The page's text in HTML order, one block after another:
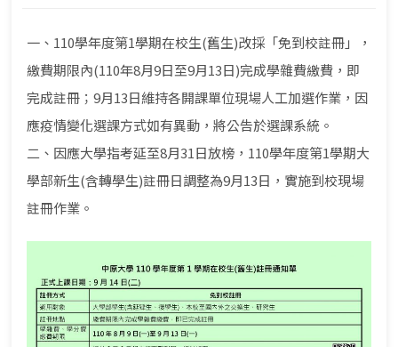
一、110學年度第1學期在校生(舊生)改採「免到校註冊」，
繳費期限內(110年8月9日至9月13日)完成學雜費繳費，即
完成註冊；9月13日維持各開課單位現場人工加選作業，因
應疫情變化選課方式如有異動，將公告於選課系統。
二、因應大學指考延至8月31日放榜，110學年度第1學期大
學部新生(含轉學生)註冊日調整為9月13日，實施到校現場
註冊作業。